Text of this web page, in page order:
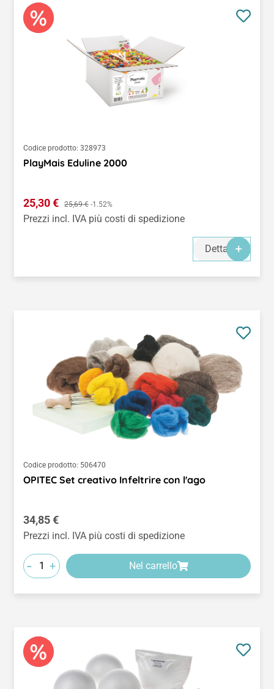
Codice prodotto: 328973
PlayMais Eduline 2000
Prezzo di vendita:
25,30 € Prezzo normale:
25,69 € -1.52%
Prezzi incl. IVA più costi di spedizione
Dettagli
Codice prodotto: 506470
OPITEC Set creativo Infeltrire con l'ago
Prezzo normale:
34,85 €
Prezzi incl. IVA più costi di spedizione
- + Nel carrello